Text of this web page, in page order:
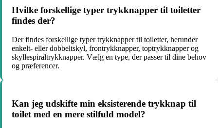
Hvilke forskellige typer trykknapper til toiletter
findes der?
Der findes forskellige typer trykknapper til toiletter, herunder
enkelt- eller dobbeltskyl, frontrykknapper, toptrykknapper og
skyllespiraltrykknapper. Vælg en type, der passer til dine behov
og præferencer.
Kan jeg udskifte min eksisterende trykknap til
toilet med en mere stilfuld model?